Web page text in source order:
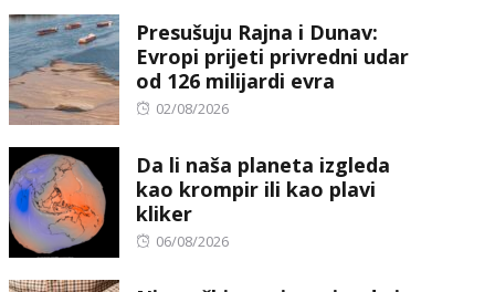
Presušuju Rajna i Dunav:
Evropi prijeti privredni udar
od 126 milijardi evra
Posted
02/08/2026
Da li naša planeta izgleda
kao krompir ili kao plavi
kliker
Posted
06/08/2026